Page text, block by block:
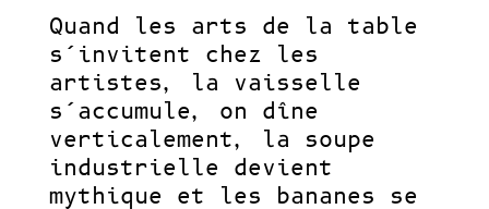
Quand les arts de la table
s’invitent chez les
artistes, la vaisselle
s’accumule, on dîne
verticalement, la soupe
industrielle devient
mythique et les bananes se